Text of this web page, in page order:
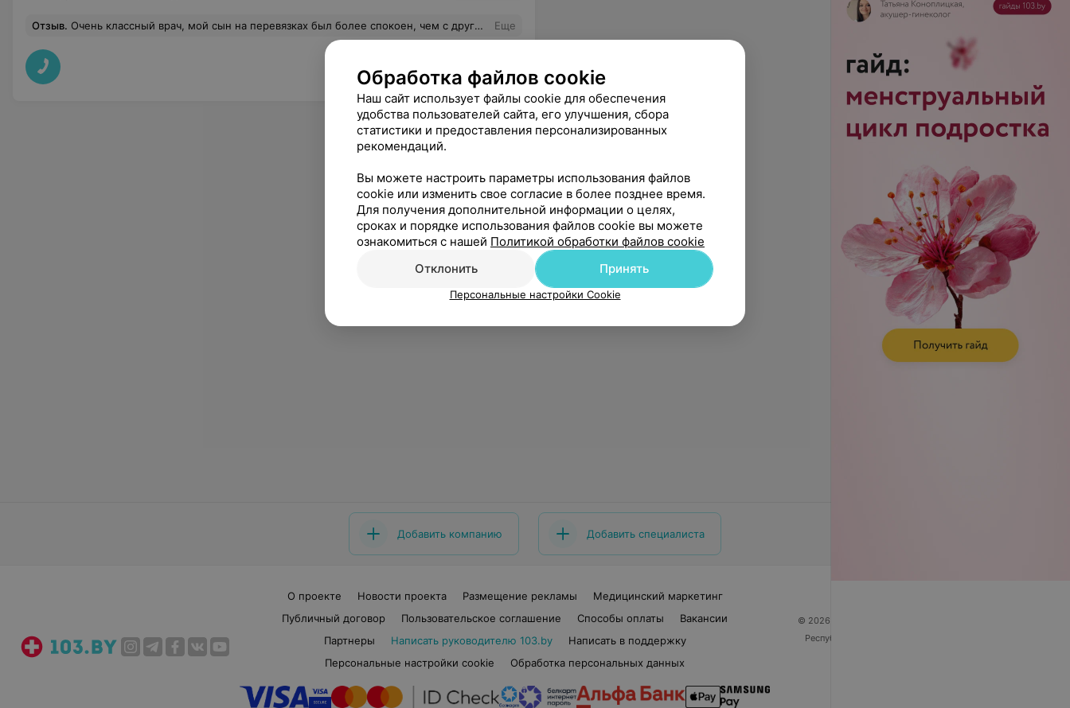
Отзыв. Очень классный врач, мой сын на перевязках был более спокоен, чем с другими врачами. Найдет общий язык с маленькими пациентами. Еще
Добавить компанию Добавить специалиста
О проекте Новости проекта Размещение рекламы
Медицинский маркетинг
Публичный договор
Пользовательское соглашение Способы оплаты
Вакансии
Партнеры
Написать руководителю 103.by
Написать в поддержку
Персональные настройки cookie
Обработка персональных данных
© 2026 ООО «Артокс Лаб», УНП 191700409
Республика Беларусь, г. Минск, улица Толбухина, 2,
Обработка файлов cookie
Наш сайт использует файлы cookie для обеспечения
удобства пользователей сайта, его улучшения, сбора
статистики и предоставления персонализированных
рекомендаций.
Вы можете настроить параметры использования файлов
cookie или изменить свое согласие в более позднее время.
Для получения дополнительной информации о целях,
сроках и порядке использования файлов cookie вы можете
ознакомиться с нашей Политикой обработки файлов cookie
Отклонить
Принять
Персональные настройки Cookie